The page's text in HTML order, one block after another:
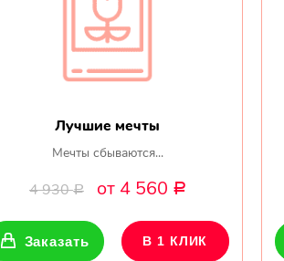
Лучшие мечты
Мечты сбываются...
4 930Р от 4 560 Р
Заказать В 1 КЛИК